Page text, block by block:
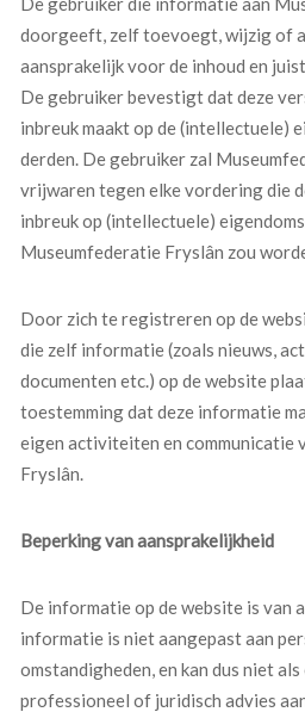
doorgeeft, zelf toevoegt, wijzig of
aansprakelijk voor de inhoud en
De gebruiker bevestigt dat deze
inbreuk maakt op de (intellectuele)
derden. De gebruiker zal
vrijwaren tegen elke vordering die
inbreuk op (intellectuele)
Museumfederatie Fryslân zou
Door zich te registreren op de
die zelf informatie (zoals nieuws,
documenten etc.) op de website
toestemming dat deze informatie
eigen activiteiten en communicatie
Fryslân.
Beperking van aansprakelijkheid
De informatie op de website is van
informatie is niet aangepast aan
omstandigheden, en kan dus niet
professioneel of juridisch advies